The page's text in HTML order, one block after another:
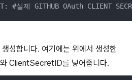
#실제 GITHUB OAuth CLIENT
성합니다. 여기에는 위에서 생성한
ClientSecretID를 넣어줍니다.